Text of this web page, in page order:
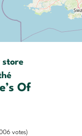
store
Of
votes)